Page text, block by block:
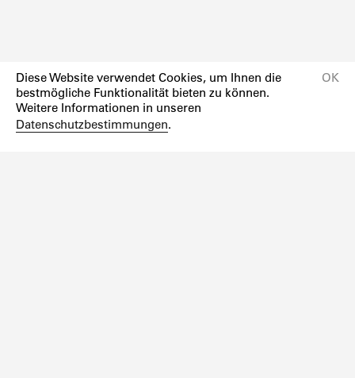
Diese Website verwendet Cookies, um Ihnen die
bestmögliche Funktionalität bieten zu können.
Weitere Informationen in unseren
Datenschutzbestimmungen.
OK